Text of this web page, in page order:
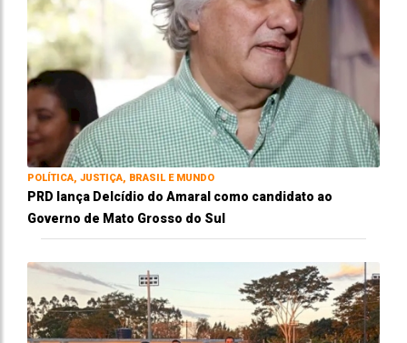
POLÍTICA, JUSTIÇA, BRASIL E MUNDO
PRD lança Delcídio do Amaral como candidato ao
Governo de Mato Grosso do Sul